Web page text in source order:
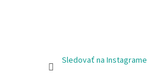
Sledovať na Instagrame